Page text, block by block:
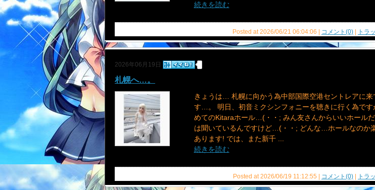
続きを読む
Posted at 2026/06/21 06:04:06 | コメント(0) トラ
2026年06月19日
札幌へ…。
きょうは… 札幌に向かう為中部国際空港セントレアに来
す…。 明日、初音ミクシンフォニーを聴きに行く為で
めてのKitaraホール…(・・; みん友さんからいいホール
は聞いているんですけど…(・・; どんな…ホールなのか
あります! では、また新千 ...
続きを読む
Posted at 2026/06/19 11:12:55 | コメント(0) トラ